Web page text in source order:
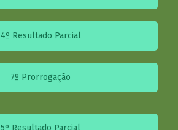
4º Resultado Parcial
7º Prorrogação
5º Resultado Parcial